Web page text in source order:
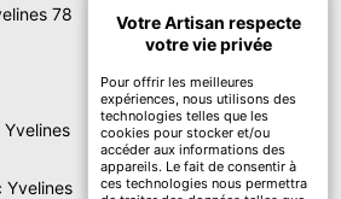
78
Yvelines
Votre Artisan respecte
votre vie privée
Pour offrir les meilleures
expériences, nous utilisons des
technologies telles que les
cookies pour stocker et/ou
accéder aux informations des
appareils. Le fait de consentir à
ces technologies nous permettra